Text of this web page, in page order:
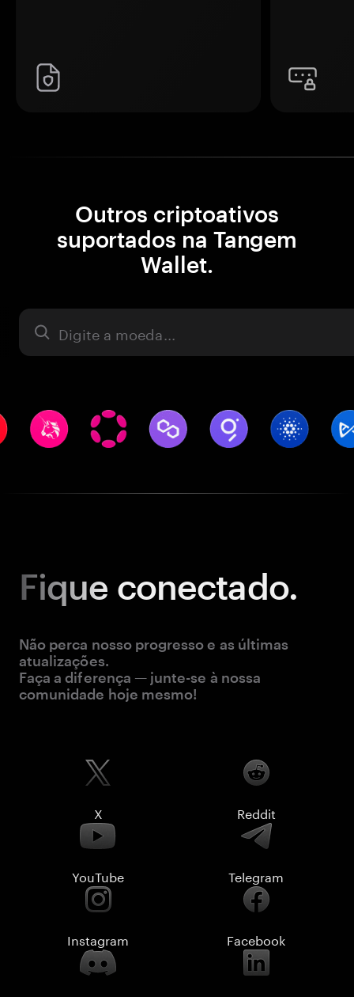
Outros criptoativos
suportados na Tangem
Wallet.
Ativo
Fique conectado.
Não perca nosso progresso e as últimas
atualizações.
Faça a diferença — junte-se à nossa
comunidade hoje mesmo!
X Reddit
YouTube Telegram
Instagram Facebook